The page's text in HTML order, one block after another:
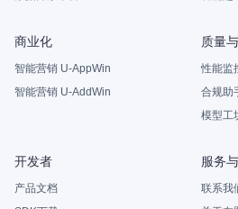
商业化
智能营销 U-AppWin
智能营销 U-AddWin
质量
性能监
合规助
模型工
开发者
产品文档
服务
联系我